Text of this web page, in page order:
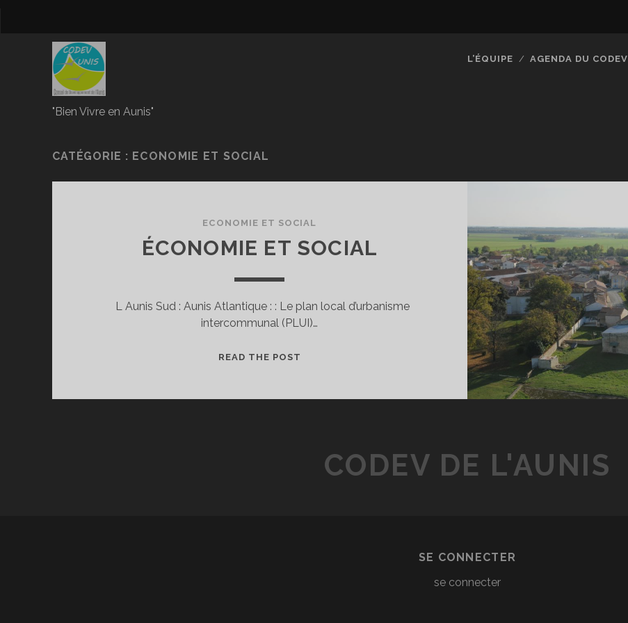
"Bien Vivre en Aunis"
L’ÉQUIPE AGENDA DU CODEV
CATÉGORIE : ECONOMIE ET SOCIAL
ECONOMIE ET SOCIAL
ÉCONOMIE ET SOCIAL
L Aunis Sud : Aunis Atlantique : : Le plan local d’urbanisme
intercommunal (PLUI)…
READ THE POST
CODEV DE L'AUNIS
SE CONNECTER
se connecter